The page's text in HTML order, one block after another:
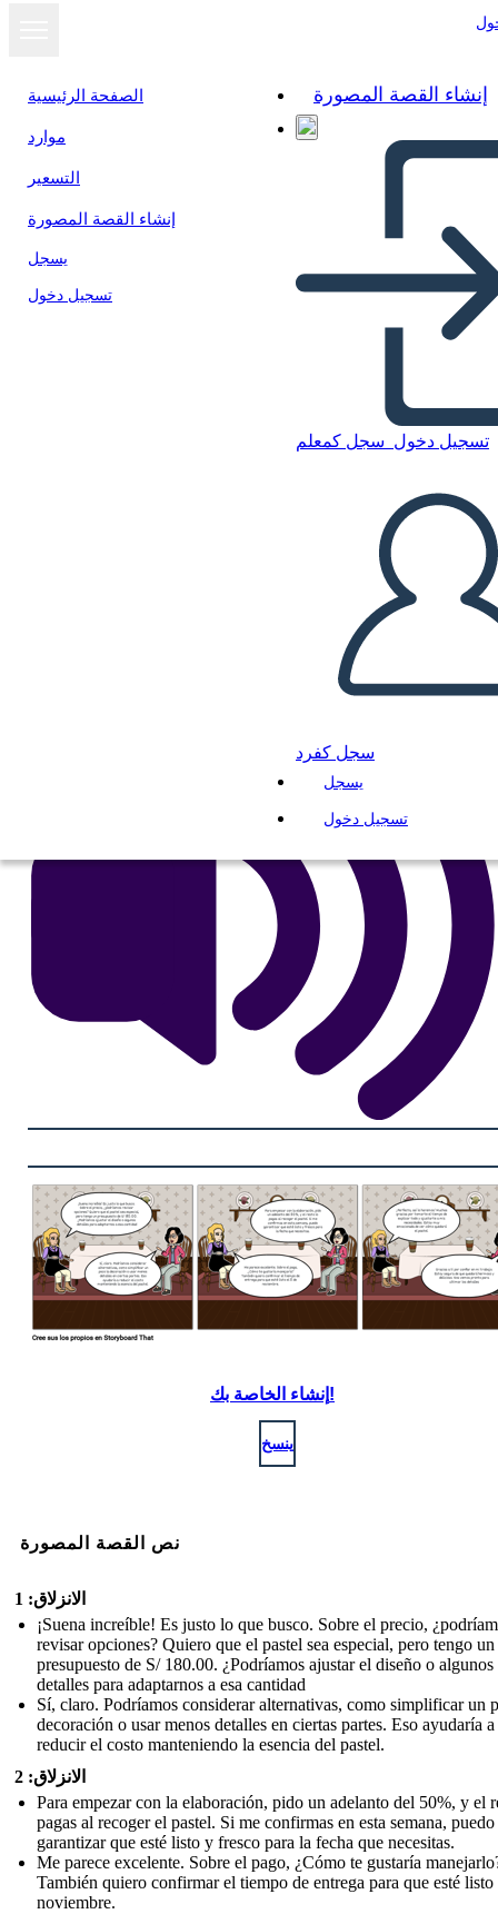
الصفحة الرئيسية
موارد
التسعير
إنشاء القصة المصورة
يسجل
تسجيل دخول
إنشاء القصة المصورة
تسجيل دخول سجل كمعلم
سجل كفرد
يسجل
تسجيل دخول
Untitled Storyboard
عرض كشرائح
إنشاء الخاصة بك!
ينسخ
نص القصة المصورة
الانزلاق: 1
¡Suena increíble! Es justo lo que busco. Sobre el precio,
revisar opciones? Quiero que el pastel sea especial, pero tengo un
presupuesto de S/ 180.00. ¿Podríamos ajustar el diseño o algunos
detalles para adaptarnos a esa cantidad
Sí, claro. Podríamos considerar alternativas, como simplificar un
decoración o usar menos detalles en ciertas partes. Eso ayudaría a
reducir el costo manteniendo la esencia del pastel.
الانزلاق: 2
Para empezar con la elaboración, pido un adelanto del 50%, y el
pagas al recoger el pastel. Si me confirmas en esta semana, puedo
garantizar que esté listo y fresco para la fecha que necesitas.
Me parece excelente. Sobre el pago, ¿Cómo te gustaría
También quiero confirmar el tiempo de entrega para que esté listo
noviembre.